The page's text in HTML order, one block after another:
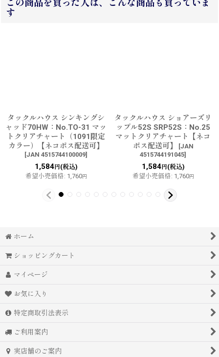
この商品を買った人は、こんな商品も買っていま
す
タックルハウス シンキングシ
ャッド70HW：No.TO-31 マッ
トクリアチャート（1091限定
カラー）【ネコポス配送可】
[JAN 4515744100009]
1,584円(税込)
希望小売価格: 1,760円
タックルハウス ショアーズリ
ップル52S SRP52S：No.25
マットクリアチャート【ネコ
ポス配送可】
[JAN
4515744191045]
1,584円(税込)
希望小売価格: 1,760円
ホーム
ショッピングカート
マイページ
お気に入り
特定商取引法表示
ご利用案内
実店舗のご案内